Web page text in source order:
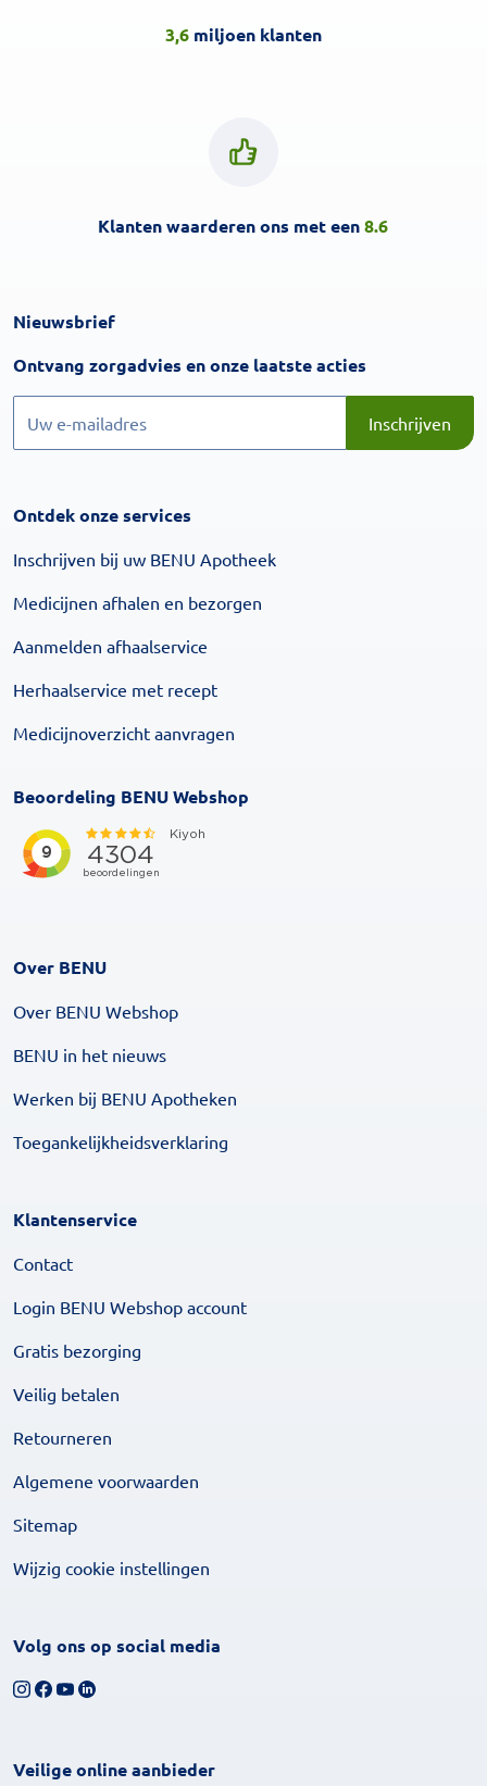
3,6miljoen klanten
Klanten waarderen ons met een8.6
Nieuwsbrief
Ontvang zorgadvies en onze laatste acties
Inschrijven
Ontdek onze services
Inschrijven bij uw BENU Apotheek
Medicijnen afhalen en bezorgen
Aanmelden afhaalservice
Herhaalservice met recept
Medicijnoverzicht aanvragen
Beoordeling BENU Webshop
Over BENU
Over BENU Webshop
BENU in het nieuws
Werken bij BENU Apotheken
Toegankelijkheidsverklaring
Klantenservice
Contact
Login BENU Webshop account
Gratis bezorging
Veilig betalen
Retourneren
Algemene voorwaarden
Sitemap
Wijzig cookie instellingen
Volg ons op social media
Volg ons op Instagram
Volg ons op Facebook
Bekijk ons YouTube-kanaal
Volg ons op LinkedIn
Veilige online aanbieder